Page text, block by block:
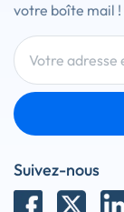
votre boîte mail !
Suivez-nous